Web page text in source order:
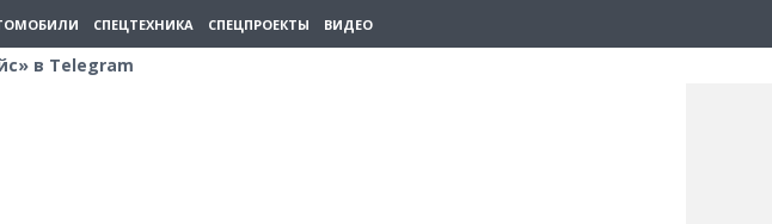
СПЕЦТЕХНИКА СПЕЦПРОЕКТЫ ВИДЕО
в Telegram